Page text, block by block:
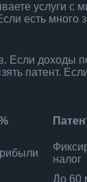
услуги
есть много
Если доходы
патент.
налог
До 60